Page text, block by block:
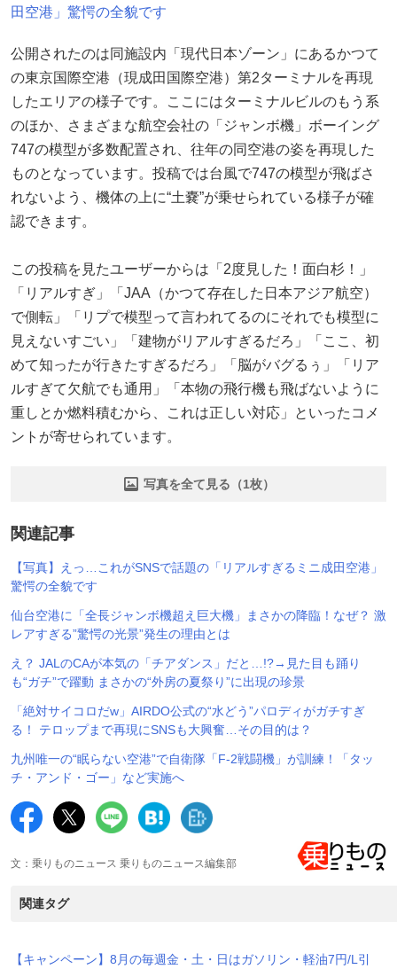
田空港」驚愕の全貌です
公開されたのは同施設内「現代日本ゾーン」にあるかつて
の東京国際空港（現成田国際空港）第2ターミナルを再現
したエリアの様子です。ここにはターミナルビルのもう系
のほか、さまざまな航空会社の「ジャンボ機」ボーイング
747の模型が多数配置され、往年の同空港の姿を再現した
ものとなっています。投稿では台風で747の模型が飛ばさ
れないよう、機体の上に“土嚢”が乗せられている様子が確
認できます。
この投稿を見たユーザーからは「2度見した！面白杉！」
「リアルすぎ」「JAA（かつて存在した日本アジア航空）
で側転」「リプで模型って言われてるのにそれでも模型に
見えないすごい」「建物がリアルすぎるだろ」「ここ、初
めて知ったが行きたすぎるだろ」「脳がバグるぅ」「リア
ルすぎて欠航でも通用」「本物の飛行機も飛ばないように
重しとか燃料積むから、これは正しい対応」といったコメ
ントが寄せられています。
写真を全て見る（1枚）
関連記事
【写真】えっ…これがSNSで話題の「リアルすぎるミニ成田空港」
驚愕の全貌です
仙台空港に「全長ジャンボ機超え巨大機」まさかの降臨！なぜ？ 激
レアすぎる”驚愕の光景”発生の理由とは
え？ JALのCAが本気の「チアダンス」だと…!?→見た目も踊り
も“ガチ”で躍動 まさかの“外房の夏祭り”に出現の珍景
「絶対サイコロだw」AIRDO公式の“水どう”パロディがガチすぎ
る！ テロップまで再現にSNSも大興奮…その目的は？
九州唯一の“眠らない空港”で自衛隊「F-2戦闘機」が訓練！「タッ
チ・アンド・ゴー」など実施へ
文：乗りものニュース 乗りものニュース編集部
関連タグ
【キャンペーン】8月の毎週金・土・日はガソリン・軽油7円/L引